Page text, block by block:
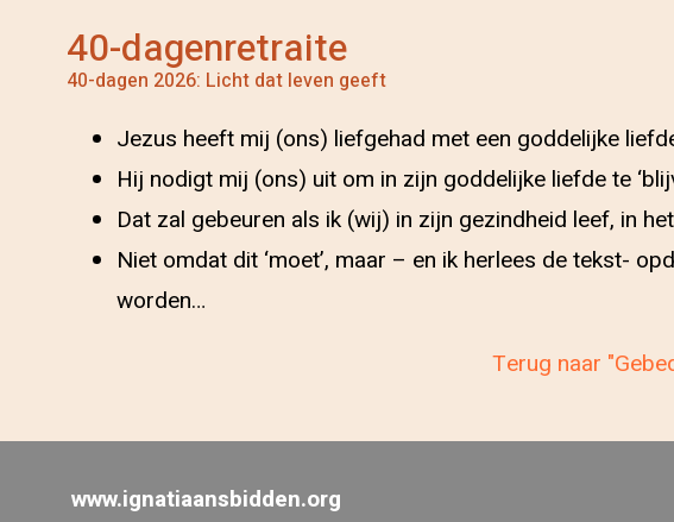
40-dagenretraite
40-dagen 2026: Licht dat leven geeft
Jezus heeft mij (ons) liefgehad met een goddelijke
Hij nodigt mij (ons) uit om in zijn goddelijke liefde te
Dat zal gebeuren als ik (wij) in zijn gezindheid leef, in
Niet omdat dit ‘moet’, maar – en ik herlees de tekst-
worden…
Terug naar
www.ignatiaansbidden.org